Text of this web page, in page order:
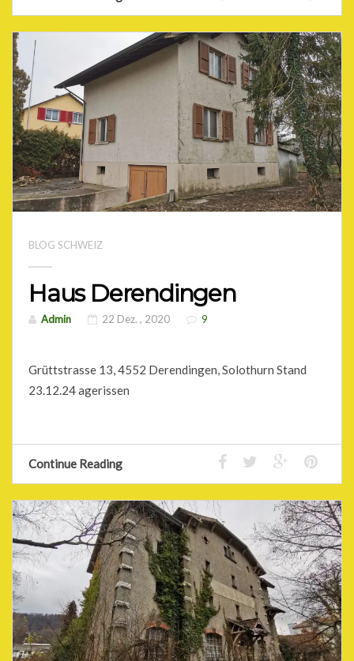
BLOG SCHWEIZ
Haus Derendingen
Admin 22 Dez. , 2020 9
Grüttstrasse 13, 4552 Derendingen, Solothurn Stand
23.12.24 agerissen
Continue Reading